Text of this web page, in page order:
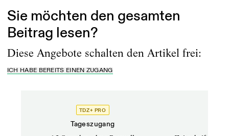
Sie möchten den gesamten
Beitrag lesen?
Diese Angebote schalten den Artikel frei:
ICH HABE BEREITS EINEN ZUGANG
TDZ+ PRO
Tageszugang